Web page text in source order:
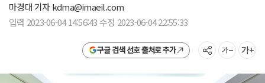
마경대 기자kdma@imaeil.com
입력 2023-06-04 14:56:43 수정 2023-06-04 22:55:33
구글 검색 선호 출처로 추가